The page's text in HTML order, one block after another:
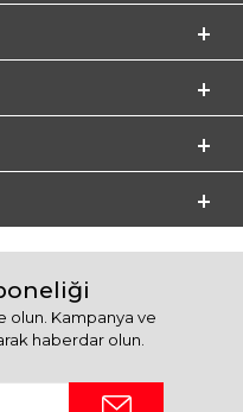
Kampanya ve
haberdar olun.